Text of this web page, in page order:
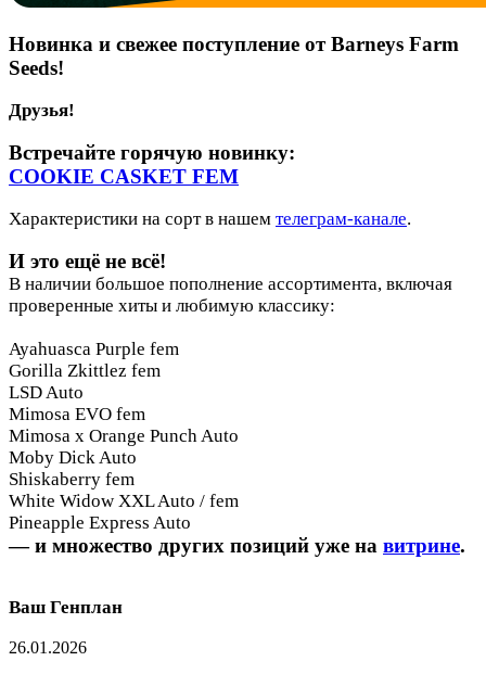
Новинка и свежее поступление от Barneys Farm
Seeds!
Друзья!
Встречайте горячую новинку:
COOKIE CASKET FEM
Характеристики на сорт в нашем телеграм-канале.
И это ещё не всё!
В наличии большое пополнение ассортимента, включая
проверенные хиты и любимую классику:
Ayahuasca Purple fem
Gorilla Zkittlez fem
LSD Auto
Mimosa EVO fem
Mimosa x Orange Punch Auto
Moby Dick Auto
Shiskaberry fem
White Widow XXL Auto / fem
Pineapple Express Auto
— и множество других позиций уже на витрине.
Ваш Генплан
26.01.2026